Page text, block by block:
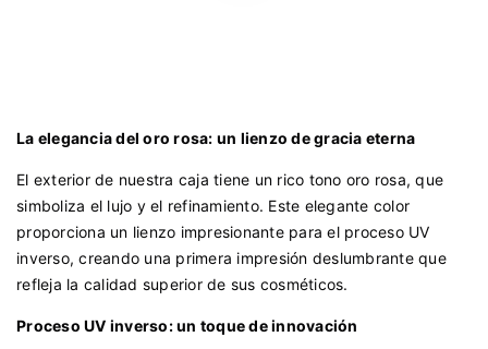
La elegancia del oro rosa: un lienzo de gracia eterna
El exterior de nuestra caja tiene un rico tono oro rosa, que
simboliza el lujo y el refinamiento. Este elegante color
proporciona un lienzo impresionante para el proceso UV
inverso, creando una primera impresión deslumbrante que
refleja la calidad superior de sus cosméticos.
Proceso UV inverso: un toque de innovación